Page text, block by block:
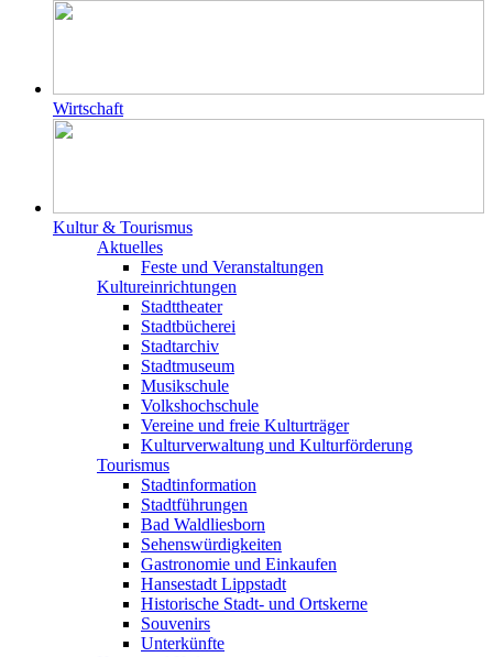
Wirtschaft
Kultur & Tourismus
Aktuelles
Feste und Veranstaltungen
Kultureinrichtungen
Stadttheater
Stadtbücherei
Stadtarchiv
Stadtmuseum
Musikschule
Volkshochschule
Vereine und freie Kulturträger
Kulturverwaltung und Kulturförderung
Tourismus
Stadtinformation
Stadtführungen
Bad Waldliesborn
Sehenswürdigkeiten
Gastronomie und Einkaufen
Hansestadt Lippstadt
Historische Stadt- und Ortskerne
Souvenirs
Unterkünfte